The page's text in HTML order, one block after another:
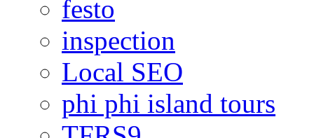
festo
inspection
Local SEO
phi phi island tours